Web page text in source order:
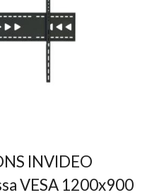
INVIDEO
VESA 1200x900